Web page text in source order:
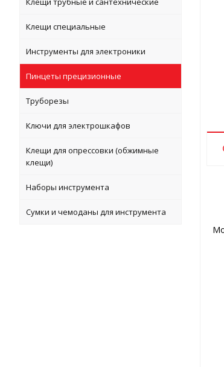
Клещи специальные
Инструменты для электроники
Пинцеты прецизионные
Труборезы
Ключи для электрошкафов
Клещи для опрессовки (обжимные
клещи)
Наборы инструмента
Сумки и чемоданы для инструмента